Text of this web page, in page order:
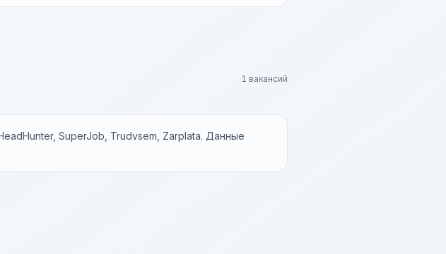
1 вакансий
SuperJob, Trudvsem, Zarplata. Данные